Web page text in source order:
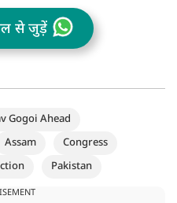
से जुड़ें
Gogoi Ahead
Assam
Congress
Pakistan